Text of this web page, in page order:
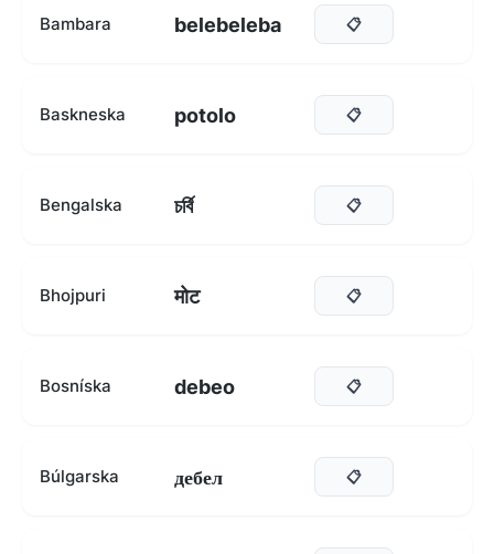
Bambara belebeleba 📋
Baskneska potolo 📋
Bengalska চর্বি 📋
Bhojpuri मोट 📋
Bosníska debeo 📋
Búlgarska дебел 📋